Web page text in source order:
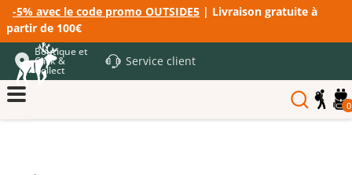
-5% avec le code promo OUTSIDE5 | Livraison gratuite à
partir de 100€
Boutique et
Click &
Collect
Service client
0